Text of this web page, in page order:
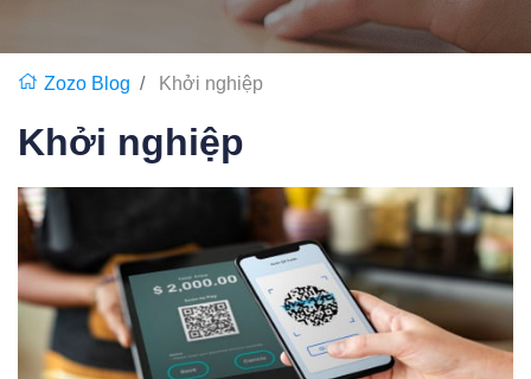
Zozo Blog Khởi nghiệp
Khởi nghiệp